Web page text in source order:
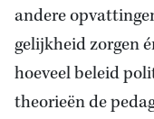
andere
gelijkheid zorgen
hoeveel beleid
theorieën de